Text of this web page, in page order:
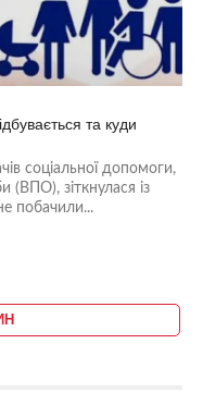
та куди
соціальної допомоги,
(ВПО), зіткнулася із
побачили...